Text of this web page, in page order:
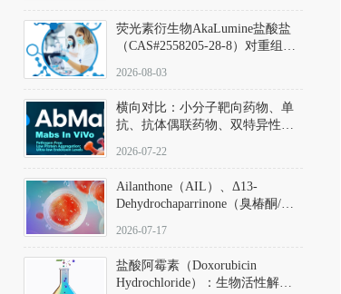
荧光素衍生物AkaLumine盐酸盐
（CAS#2558205-28-8）对重组萤
数（Km）为2.06 μM；其近红外
发光特性赋予优异的组织穿透能
力，大幅增强成像信噪比，从而
实现活体动物模型中极低给药剂
量下的高灵敏度、非侵入式生物
2026-08-03
横向对比：小分子靶向药物、单
抗、抗体偶联药物、双特异性抗
及应用瓶颈
2026-07-22
Ailanthone（AIL）、Δ13-
Dehydrochaparrinone（臭椿酮/臭
DKM货号 D806885
2026-07-17
盐酸阿霉素（Doxorubicin
Hydrochloride）：生物活性解